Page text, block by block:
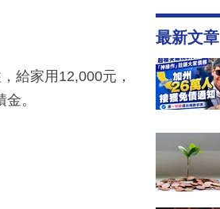
給家用12,000元，
。
最新文章